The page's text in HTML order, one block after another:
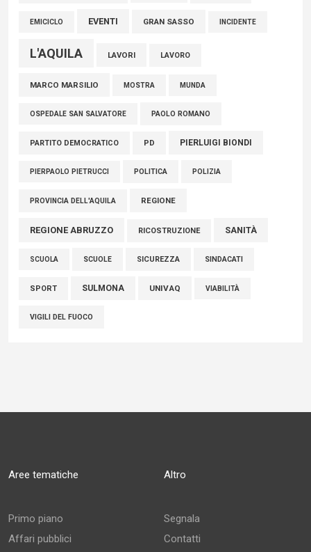
EMICICLO EVENTI GRAN SASSO INCIDENTE
L'AQUILA LAVORI LAVORO
MARCO MARSILIO MOSTRA MUNDA
OSPEDALE SAN SALVATORE PAOLO ROMANO
PARTITO DEMOCRATICO PD PIERLUIGI BIONDI
PIERPAOLO PIETRUCCI POLITICA POLIZIA
PROVINCIA DELL'AQUILA REGIONE
REGIONE ABRUZZO RICOSTRUZIONE SANITÀ
SCUOLA SCUOLE SICUREZZA SINDACATI
SPORT SULMONA UNIVAQ VIABILITÀ
VIGILI DEL FUOCO
Aree tematiche
Primo piano
Affari pubblici
Altro
Segnala
Contatti